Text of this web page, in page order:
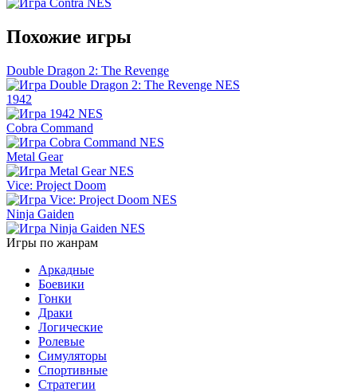
Похожие игры
Double Dragon 2: The Revenge
1942
Cobra Command
Metal Gear
Vice: Project Doom
Ninja Gaiden
Игры по жанрам
Аркадные
Боевики
Гонки
Драки
Логические
Ролевые
Симуляторы
Спортивные
Стратегии